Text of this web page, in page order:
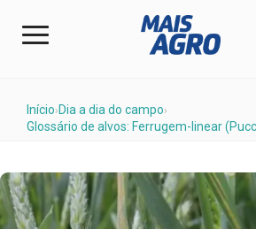
Início› Dia a dia do campo›
Glossário de alvos: Ferrugem-linear